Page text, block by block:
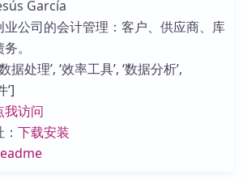
García
业公司的会计管理：客户、供应商、库
。
据处理’, ‘效率工具’, ‘数据分析’,
’]
我访问
下载安装